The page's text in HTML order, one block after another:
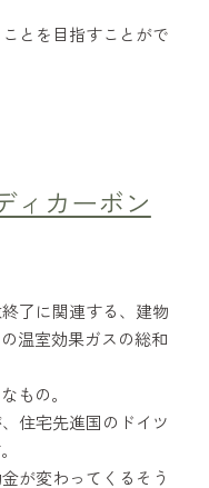
とを目指すことがで
ィカーボン
了に関連する、建物
温室効果ガスの総和
もの。
住宅先進国のドイツ
が変わってくるそう